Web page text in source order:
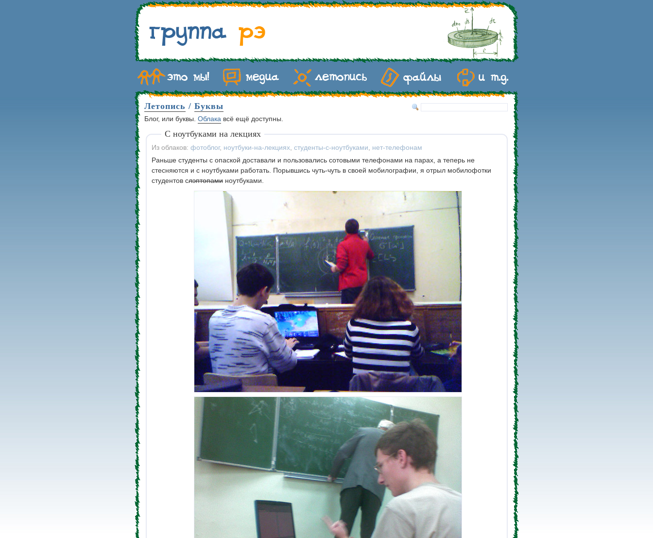
Летопись / Буквы
Блог, или буквы. Облака всё ещё доступны.
С ноутбуками на лекциях
Из облаков: фотоблог, ноутбуки-на-лекциях студенты-с-ноутбуками
нет-телефонам
Раньше студенты с опаской доставали и пользовались сотовыми телефонами на парах, а теперь не
стесняются и с ноутбуками работать. Порывшись чуть-чуть в своей мобилографии, я отрыл мобилофотки
студентов слэптопами ноутбуками.